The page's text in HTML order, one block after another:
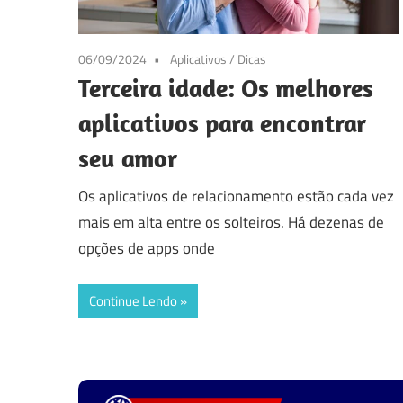
06/09/2024 Aplicativos/ Dicas
Terceira idade: Os melhores
aplicativos para encontrar
seu amor
Os aplicativos de relacionamento estão cada vez
mais em alta entre os solteiros. Há dezenas de
opções de apps onde
Continue Lendo